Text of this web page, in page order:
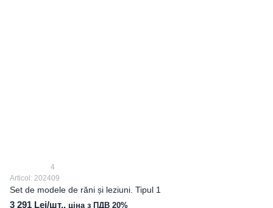
4
Articol: 202409
Set de modele de răni și leziuni. Tipul 1
3 291 Lei/шт., ціна з ПДВ 20%